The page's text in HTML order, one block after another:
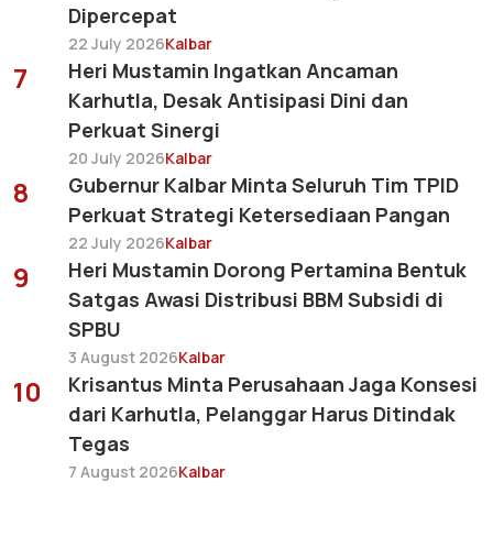
Dipercepat
22 July 2026Kalbar
7
Heri Mustamin Ingatkan Ancaman
Karhutla, Desak Antisipasi Dini dan
Perkuat Sinergi
20 July 2026Kalbar
8
Gubernur Kalbar Minta Seluruh Tim TPID
Perkuat Strategi Ketersediaan Pangan
22 July 2026Kalbar
9
Heri Mustamin Dorong Pertamina Bentuk
Satgas Awasi Distribusi BBM Subsidi di
SPBU
3 August 2026Kalbar
10
Krisantus Minta Perusahaan Jaga Konsesi
dari Karhutla, Pelanggar Harus Ditindak
Tegas
7 August 2026Kalbar